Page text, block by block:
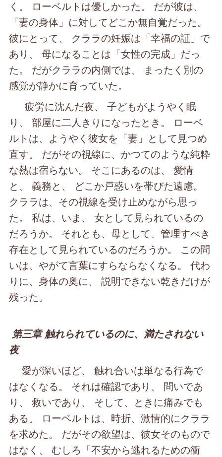
く。 ローベルトは優しかった。 だが彼は、
「妻の身体」に対してどこか無自覚だった。
彼にとって、 クララの妊娠は「幸福の証」で
あり、 母になることは「女性の完成」だっ
た。 だがクララの内側では、 まったく別の
感覚が静かに育っていた。
疲労に沈んだ夜、 子どもがようやく眠
り、 部屋に二人きりになったとき。 ローベ
ルトは、ようやく彼女を「妻」として見つめ
直す。 だがその視線に、かつてのような純粋
な熱は宿らない。 そこにあるのは、 愛情
と、 義務と、 どこか戸惑いを帯びた遠慮。
クララは、その視線を受け止めながら思っ
た。 私は、いま、 女として見られているの
だろうか。 それとも、母として、管理すべき
存在として見られているのだろうか。 この問
いは、やがて言葉にすらならなくなる。 代わ
りに、身体の奥に、 説明できない乾きだけが
残った。
第三章 触れられているのに、満たされない
夜
愛が深いほど、 触れ合いは単なる行為で
はなくなる。 それは確認であり、 問いであ
り、 救いであり、 そして、ときに痛みでも
ある。 ローベルトは、時折、激情的にクララ
を求めた。 だがその欲望は、彼女そのもので
はなく、 むしろ「不安から逃れるための衝